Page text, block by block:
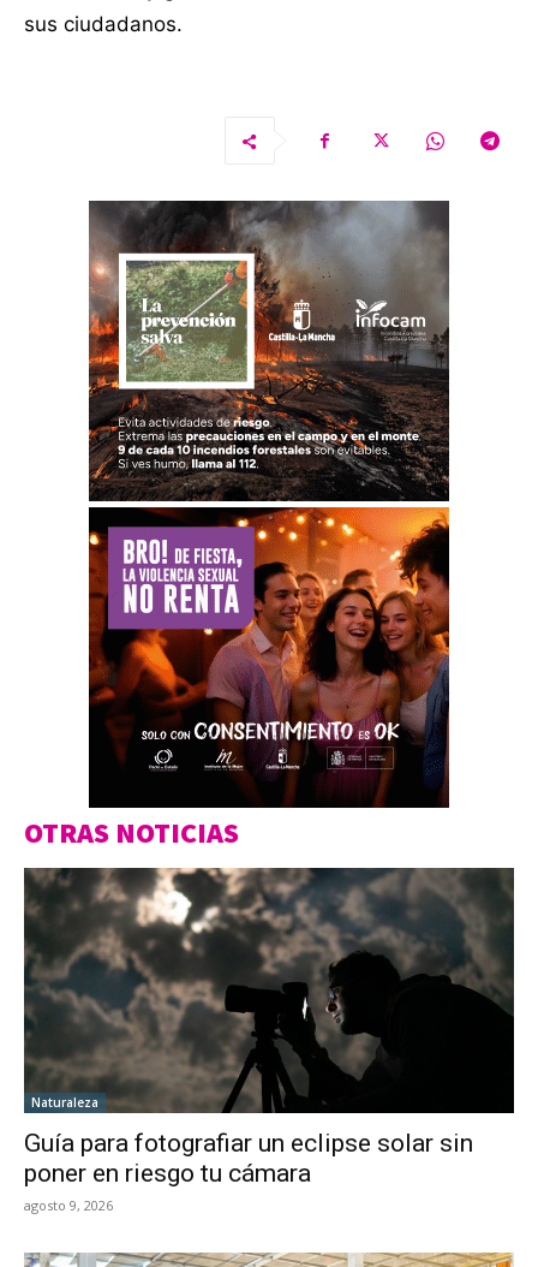
sus ciudadanos.
OTRAS NOTICIAS
Naturaleza
Guía para fotografiar un eclipse solar sin
poner en riesgo tu cámara
agosto 9, 2026